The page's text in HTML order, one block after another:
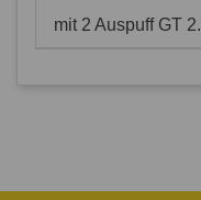
mit 2 Auspuff GT